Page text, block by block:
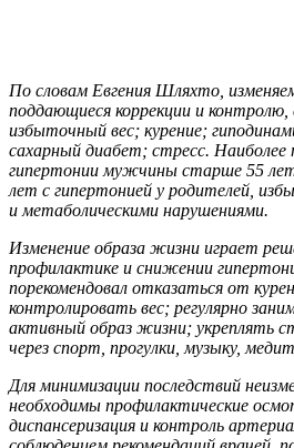
По словам Евгения Шляхто,
поддающиеся коррекции и
избыточный вес; курение;
сахарный диабет; стресс.
гипертонии мужчины старше 55
лет с гипертонией у родителей,
и метаболическими нарушениями.
Изменение образа жизни играет
профилактике и снижении
порекомендовал отказаться от
контролировать вес; регулярно
активный образ жизни; укреплять
через спорт, прогулки, музыку,
Для минимизации последствий
необходимы профилактические
диспансеризация и контроль